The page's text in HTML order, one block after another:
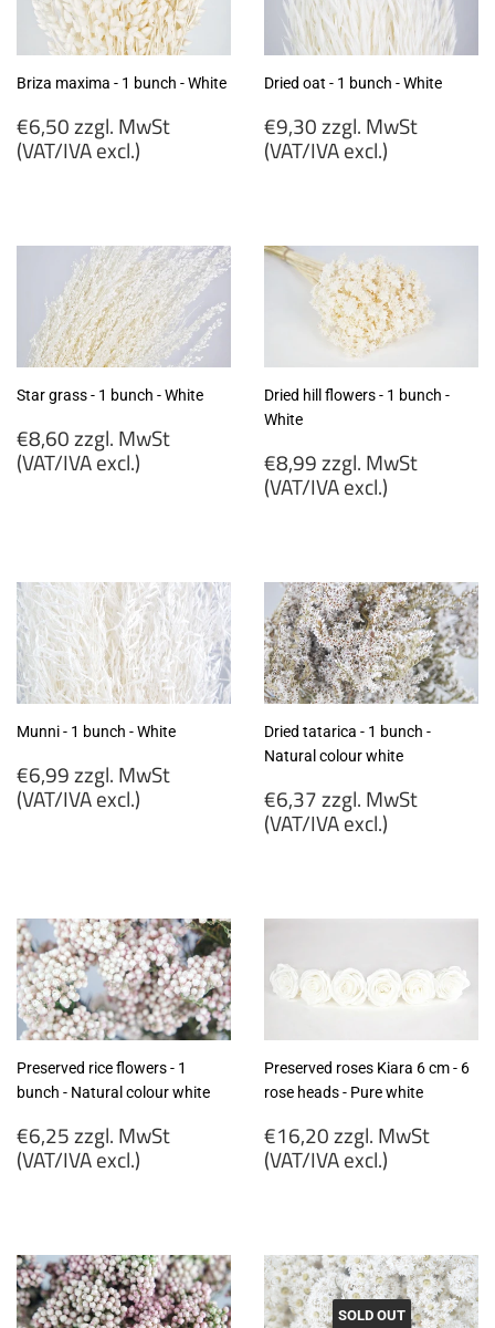
Briza maxima - 1 bunch - White
Regular
price
€6,50 zzgl. MwSt
(VAT/IVA excl.)
MwSt
(VAT/IVA
excl.)
Dried oat - 1 bunch - White
Regular
price
€9,30 zzgl. MwSt
(VAT/IVA excl.)
MwSt
(VAT/IVA
excl.)
Star grass - 1 bunch - White
Regular
price
€8,60 zzgl. MwSt
(VAT/IVA excl.)
(VAT/IVA
excl.)
Dried hill flowers - 1 bunch -
White
Regular
price
€8,99 zzgl. MwSt
(VAT/IVA excl.)
MwSt
(VAT/IVA
excl.)
Munni - 1 bunch - White
Regular
price
€6,99 zzgl. MwSt
(VAT/IVA excl.)
(VAT/IVA
excl.)
Dried tatarica - 1 bunch -
Natural colour white
Regular
price
€6,37 zzgl. MwSt
(VAT/IVA excl.)
MwSt
excl.)
Preserved rice flowers - 1
bunch - Natural colour white
Regular
price
€6,25 zzgl. MwSt
(VAT/IVA excl.)
MwSt
(VAT/IVA
excl.)
Preserved roses Kiara 6 cm - 6
rose heads - Pure white
Regular
price
€16,20 zzgl. MwSt
(VAT/IVA excl.)
MwSt
(VAT/IVA
excl.) SOLD OUT